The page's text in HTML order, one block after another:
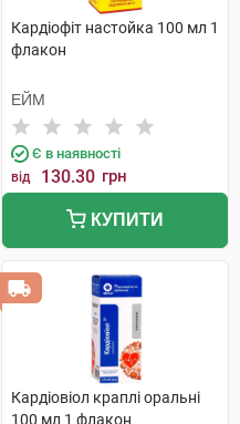
Кардіофіт настойка 100 мл 1
флакон
ЕЙМ
Є в наявності
від 130.30 грн
КУПИТИ
Кардіовіол краплі оральні
100 мл 1 флакон